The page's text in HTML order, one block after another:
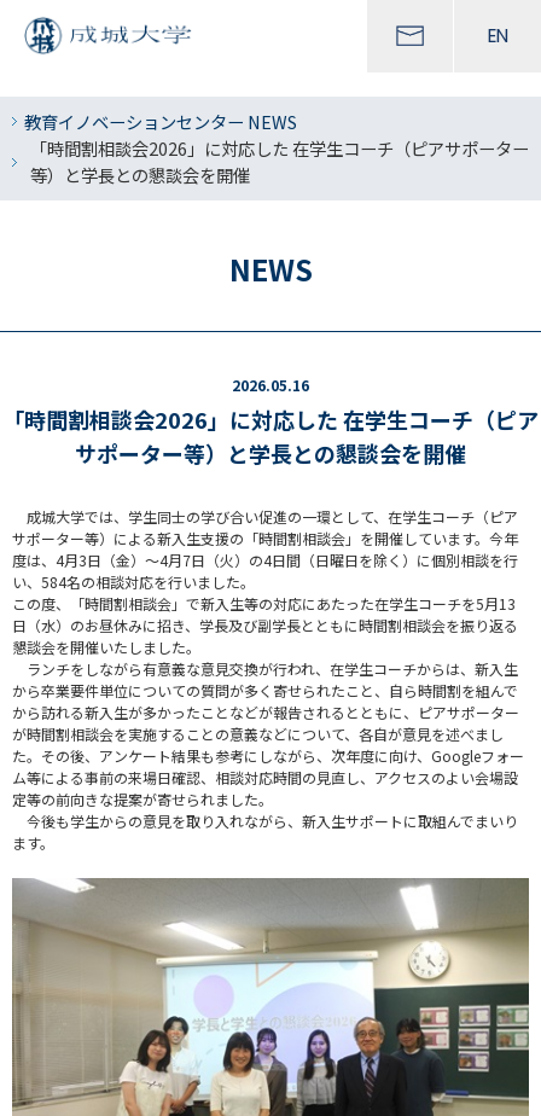
EN
教育イノベーションセンター NEWS
「時間割相談会2026」に対応した 在学生コーチ（ピアサポーター
等）と学長との懇談会を開催
NEWS
2026.05.16
「時間割相談会2026」に対応した 在学生コーチ（ピア
サポーター等）と学長との懇談会を開催
成城大学では、学生同士の学び合い促進の一環として、在学生コーチ（ピア
サポーター等）による新入生支援の「時間割相談会」を開催しています。今年
度は、4月3日（金）～4月7日（火）の4日間（日曜日を除く）に個別相談を行
い、584名の相談対応を行いました。
この度、「時間割相談会」で新入生等の対応にあたった在学生コーチを5月13
日（水）のお昼休みに招き、学長及び副学長とともに時間割相談会を振り返る
懇談会を開催いたしました。
ランチをしながら有意義な意見交換が行われ、在学生コーチからは、新入生
から卒業要件単位についての質問が多く寄せられたこと、自ら時間割を組んで
から訪れる新入生が多かったことなどが報告されるとともに、ピアサポーター
が時間割相談会を実施することの意義などについて、各自が意見を述べまし
た。その後、アンケート結果も参考にしながら、次年度に向け、Googleフォー
ム等による事前の来場日確認、相談対応時間の見直し、アクセスのよい会場設
定等の前向きな提案が寄せられました。
今後も学生からの意見を取り入れながら、新入生サポートに取組んでまいり
ます。